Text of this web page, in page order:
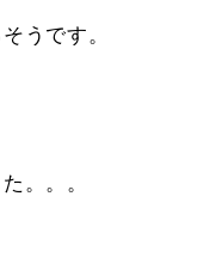
うです。
。。。